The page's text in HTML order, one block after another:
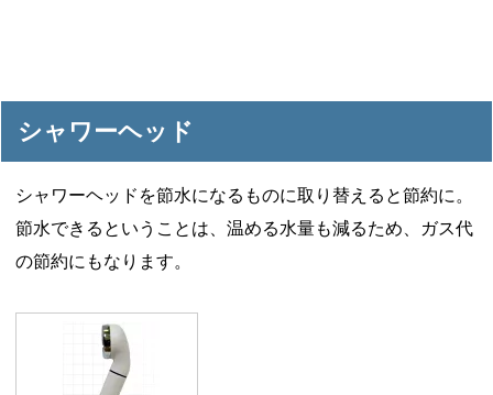
シャワーヘッド
シャワーヘッドを節水になるものに取り替えると節約に。
節水できるということは、温める水量も減るため、ガス代
の節約にもなります。